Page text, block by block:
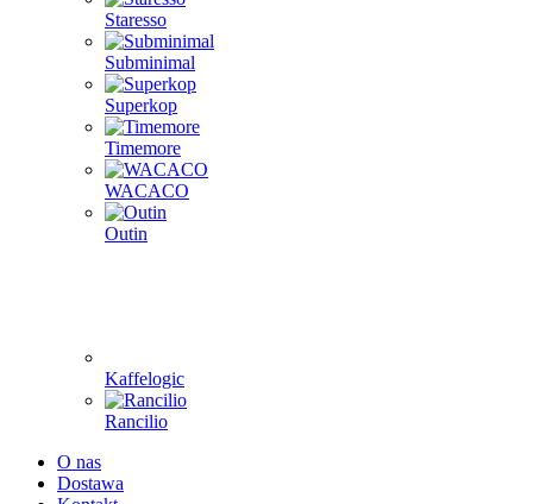
Staresso
Subminimal
Superkop
Timemore
WACACO
Outin
Kaffelogic
Rancilio
O nas
Dostawa